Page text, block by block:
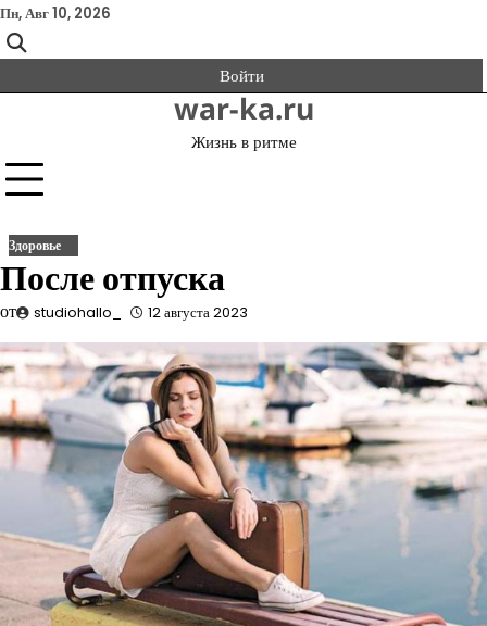
Перейти
к
содержимому
Пн, Авг 10, 2026
Войти
war-ka.ru
Жизнь в ритме
Здоровье
После отпуска
от studiohallo_ 12 августа 2023